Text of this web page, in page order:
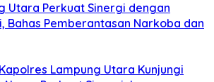
Utara Perkuat Sinergi dengan
Bahas Pemberantasan Narkoba dan
Lampung Utara Kunjungi